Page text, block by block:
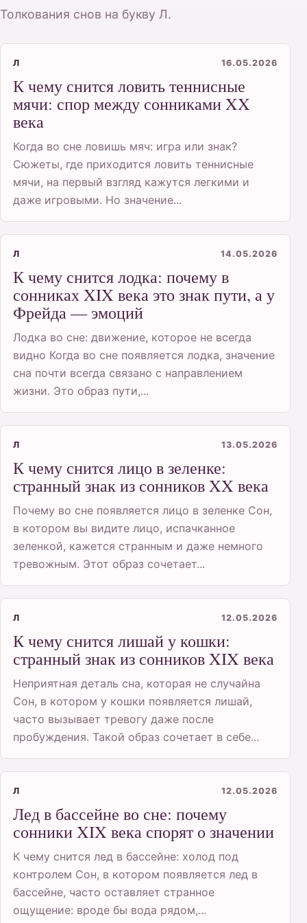
Толкования снов на букву Л.
Л 16.05.2026
К чему снится ловить теннисные
мячи: спор между сонниками XX
века
Когда во сне ловишь мяч: игра или знак?
Сюжеты, где приходится ловить теннисные
мячи, на первый взгляд кажутся легкими и
даже игровыми. Но значение...
Л 14.05.2026
К чему снится лодка: почему в
сонниках XIX века это знак пути, а у
Фрейда — эмоций
Лодка во сне: движение, которое не всегда
видно Когда во сне появляется лодка, значение
сна почти всегда связано с направлением
жизни. Это образ пути,...
Л 13.05.2026
К чему снится лицо в зеленке:
странный знак из сонников XX века
Почему во сне появляется лицо в зеленке Сон,
в котором вы видите лицо, испачканное
зеленкой, кажется странным и даже немного
тревожным. Этот образ сочетает...
Л 12.05.2026
К чему снится лишай у кошки:
странный знак из сонников XIX века
Неприятная деталь сна, которая не случайна
Сон, в котором у кошки появляется лишай,
часто вызывает тревогу даже после
пробуждения. Такой образ сочетает в себе...
Л 12.05.2026
Лед в бассейне во сне: почему
сонники XIX века спорят о значении
К чему снится лед в бассейне: холод под
контролем Сон, в котором появляется лед в
бассейне, часто оставляет странное
ощущение: вроде бы вода рядом,...